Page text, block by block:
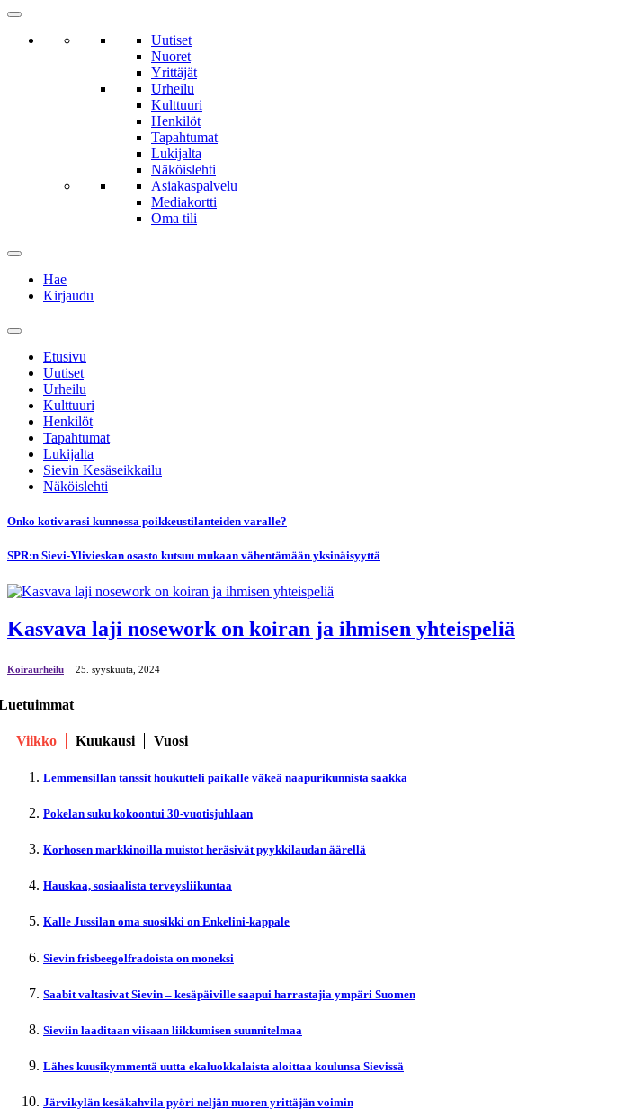
Uutiset
Nuoret
Yrittäjät
Urheilu
Kulttuuri
Henkilöt
Tapahtumat
Lukijalta
Näköislehti
Asiakaspalvelu
Mediakortti
Oma tili
Hae
Kirjaudu
Etusivu
Uutiset
Urheilu
Kulttuuri
Henkilöt
Tapahtumat
Lukijalta
Sievin Kesäseikkailu
Näköislehti
Onko kotivarasi kunnossa poikkeustilanteiden varalle?
SPR:n Sievi-Ylivieskan osasto kutsuu mukaan vähentämään yksinäisyyttä
Kasvava laji nosework on koiran ja ihmisen yhteispeliä
Koiraurheilu 25. syyskuuta, 2024
Viikko Kuukausi Vuosi
Lemmensillan tanssit houkutteli paikalle väkeä naapurikunnista saakka
Pokelan suku kokoontui 30-vuotisjuhlaan
Korhosen markkinoilla muistot heräsivät pyykkilaudan äärellä
Hauskaa, sosiaalista terveysliikuntaa
Kalle Jussilan oma suosikki on Enkelini-kappale
Sievin frisbeegolfradoista on moneksi
Saabit valtasivat Sievin – kesäpäiville saapui harrastajia ympäri Suomen
Sieviin laaditaan viisaan liikkumisen suunnitelmaa
Lähes kuusikymmentä uutta ekaluokkalaista aloittaa koulunsa Sievissä
Järvikylän kesäkahvila pyöri neljän nuoren yrittäjän voimin